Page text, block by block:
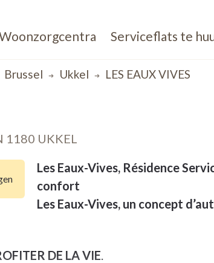
Serviceflats te
Brussel Ukkel LES EAUX VIVES
1180 UKKEL
Les Eaux-Vives, Résidence
confort
Les Eaux-Vives, un concept
DE LA VIE.